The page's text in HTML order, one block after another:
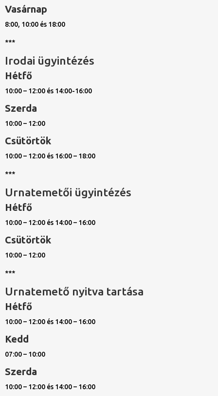
Vasárnap
8:00, 10:00 és 18:00
***
Irodai ügyintézés
Hétfő
10:00 – 12:00 és 14:00-16:00
Szerda
10:00 – 12:00
Csütörtök
10:00 – 12:00 és 16:00 – 18:00
***
Urnatemetői ügyintézés
Hétfő
10:00 – 12:00 és 14:00 – 16:00
Csütörtök
10:00 – 12:00
***
Urnatemető nyitva tartása
Hétfő
10:00 – 12:00 és 14:00 – 16:00
Kedd
07:00 – 10:00
Szerda
10:00 – 12:00 és 14:00 – 16:00